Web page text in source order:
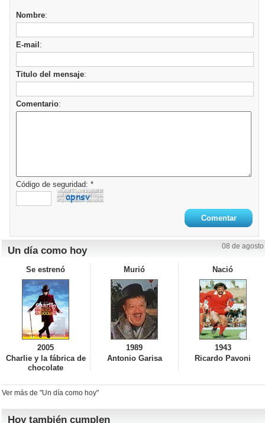
Nombre:
E-mail :
Titulo del mensaje:
Comentario:
Código de seguridad: *
Un día como hoy 08 de agosto
Se estrenó
2005
Charlie y la fábrica de
chocolate
Murió
1989
Antonio Garisa
Nació
1943
Ricardo Pavoni
Ver más de "Un día como hoy"
Hoy también cumplen